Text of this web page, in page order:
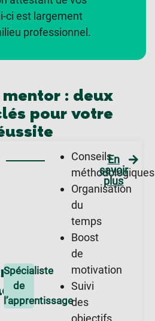
ci est largement
professionnel.
: deux
pour votre
Spécialiste
de
l’apprentissage
Conseils
méthodologiques
Organisation
du
temps
Boost
de
motivation
Suivi
des
En
savoir
plus